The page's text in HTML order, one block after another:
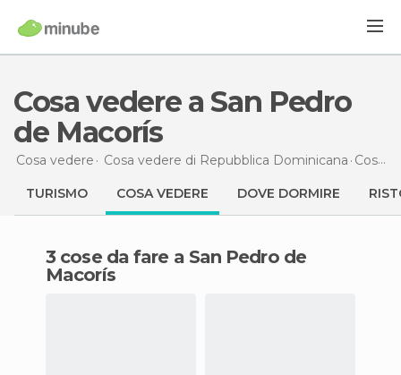
Cosa vedere a San Pedro
de Macorís
Cosa vedere Cosa vedere di Repubblica Dominicana Cosa vedere
TURISMO COSA VEDERE DOVE DORMIRE
3 cose da fare a San Pedro de
Macorís